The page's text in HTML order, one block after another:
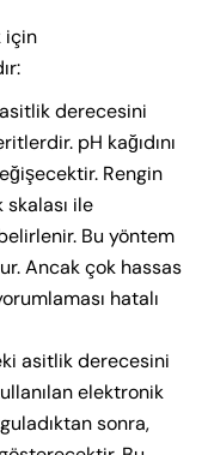
için
derecesini
pH kağıdını
Rengin
ile
Bu yöntem
Ancak çok hassas
hatalı
asitlik derecesini
elektronik
sonra,